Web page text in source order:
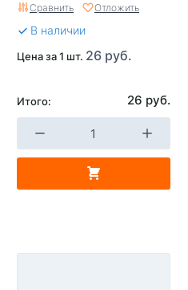
Сравнить Отложить
В наличии
Цена за 1 шт. 26 руб.
Итого: 26 руб.